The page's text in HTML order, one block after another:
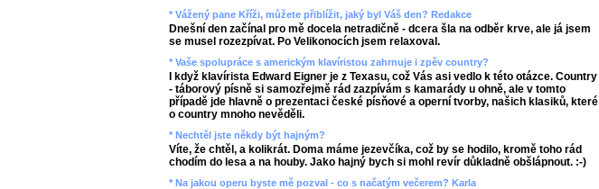
* Vážený pane Kříži, můžete přiblížit, jaký byl Váš den? Redakce
Dnešní den začínal pro mě docela netradičně - dcera šla na odběr krve, ale já jsem
se musel rozezpívat. Po Velikonocích jsem relaxoval.
* Vaše spolupráce s americkým klavíristou zahrnuje i zpěv country?
I když klavírista Edward Eigner je z Texasu, což Vás asi vedlo k této otázce. Country
- táborový písně si samozřejmě rád zazpívám s kamarády u ohně, ale v tomto
případě jde hlavně o prezentaci české písňové a operní tvorby, našich klasiků, které
o country mnoho nevěděli.
* Nechtěl jste někdy být hajným?
Víte, že chtěl, a kolikrát. Doma máme jezevčíka, což by se hodilo, kromě toho rád
chodím do lesa a na houby. Jako hajný bych si mohl revír důkladně obšlápnout. :-)
* Na jakou operu byste mě pozval - co s načatým večerem? Karla